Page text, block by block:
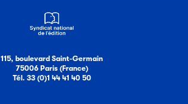
115, boulevard Saint-Germain
75006 Paris (France)
Tél. 33 (0)1 44 41 40 50